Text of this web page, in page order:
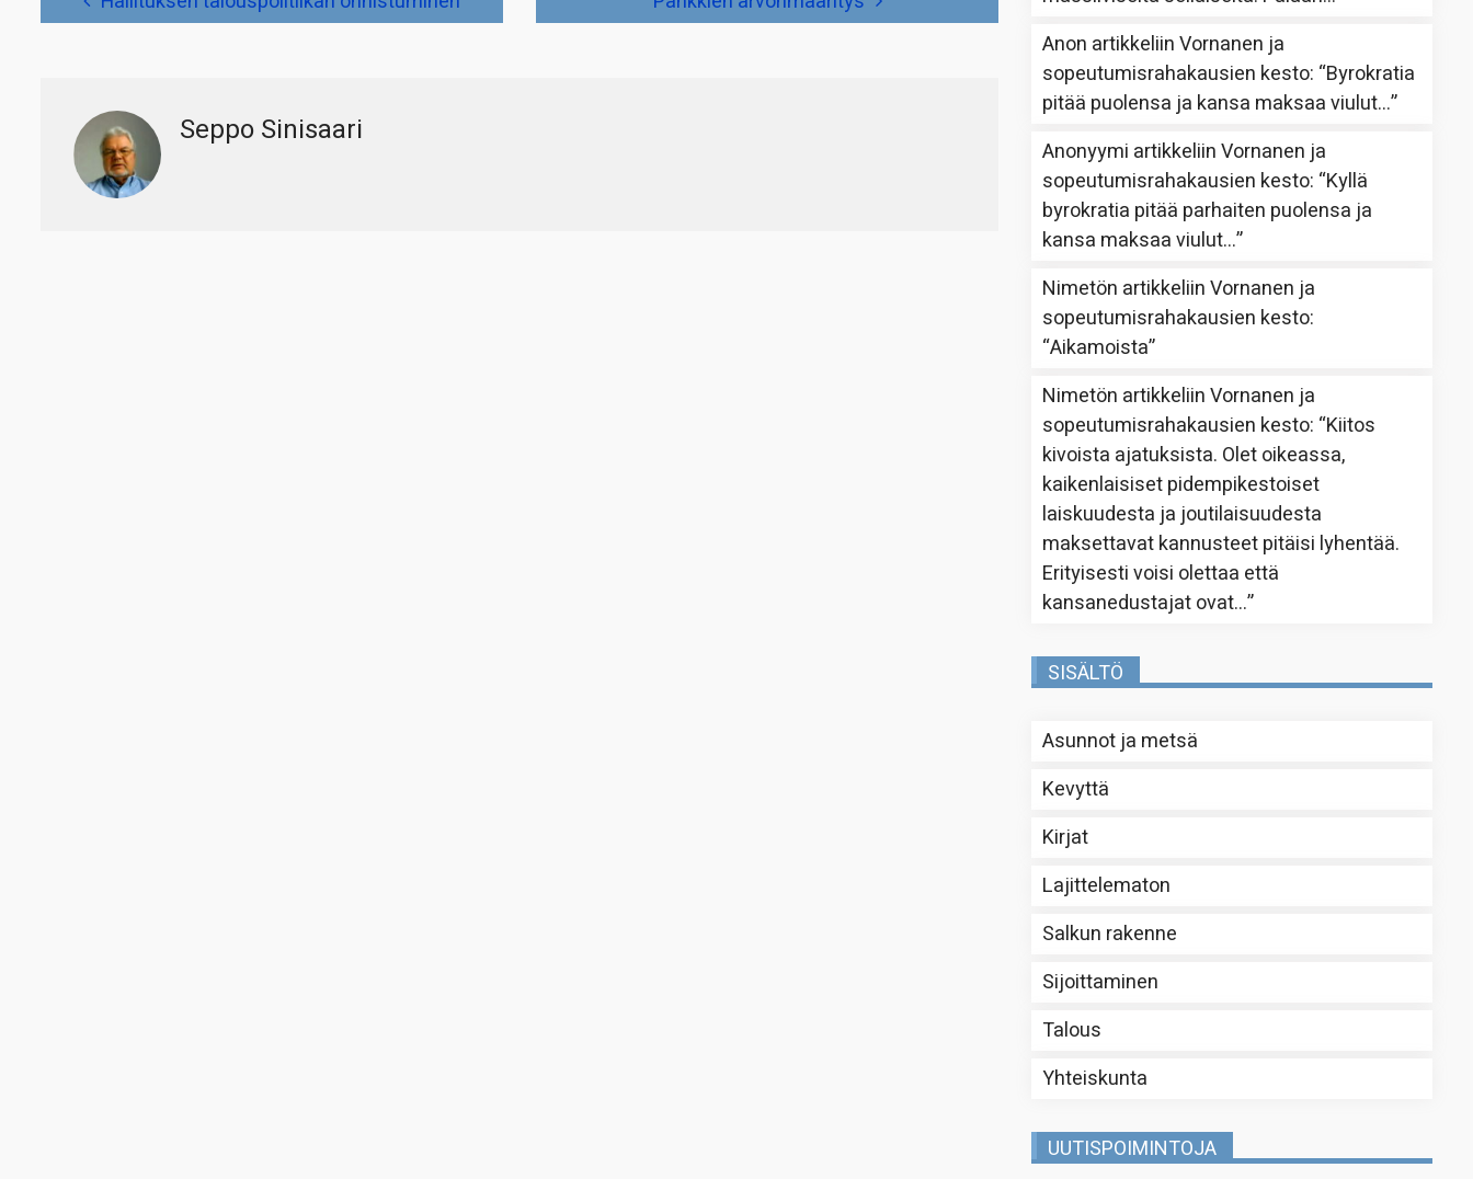
Seppo Sinisaari
Anon artikkeliinVornanen ja
sopeutumisrahakausien kesto: “Byrokratia
pitää puolensa ja kansa maksaa viulut…”
Anonyymi artikkeliinVornanen ja
sopeutumisrahakausien kesto: “Kyllä
byrokratia pitää parhaiten puolensa ja
kansa maksaa viulut…”
Nimetön artikkeliinVornanen ja
sopeutumisrahakausien kesto:
“Aikamoista”
Nimetön artikkeliinVornanen ja
sopeutumisrahakausien kesto: “Kiitos
kivoista ajatuksista. Olet oikeassa,
kaikenlaisiset pidempikestoiset
laiskuudesta ja joutilaisuudesta
maksettavat kannusteet pitäisi lyhentää.
Erityisesti voisi olettaa että
kansanedustajat ovat…”
SISÄLTÖ
Asunnot ja metsä
Kevyttä
Kirjat
Lajittelematon
Salkun rakenne
Sijoittaminen
Talous
Yhteiskunta
UUTISPOIMINTOJA